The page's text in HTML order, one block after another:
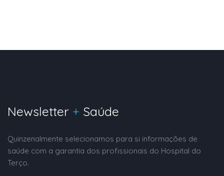
Newsletter + Saúde
Quinzenalmente selecionamos para si informações de
saúde com a garantia dos profissionais do Hospital do
Terço.